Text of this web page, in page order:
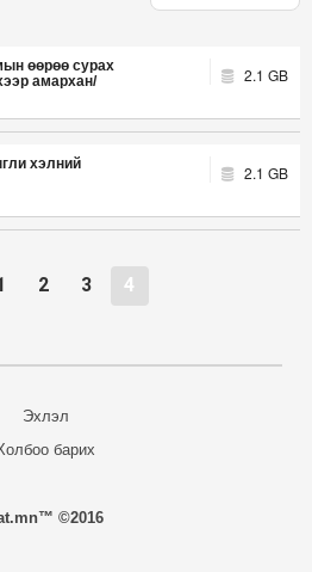
өөрөө сурах
амархан/
2.1 GB
хэлний
2.1 GB
2 3 4
Эхлэл
барих
©2016